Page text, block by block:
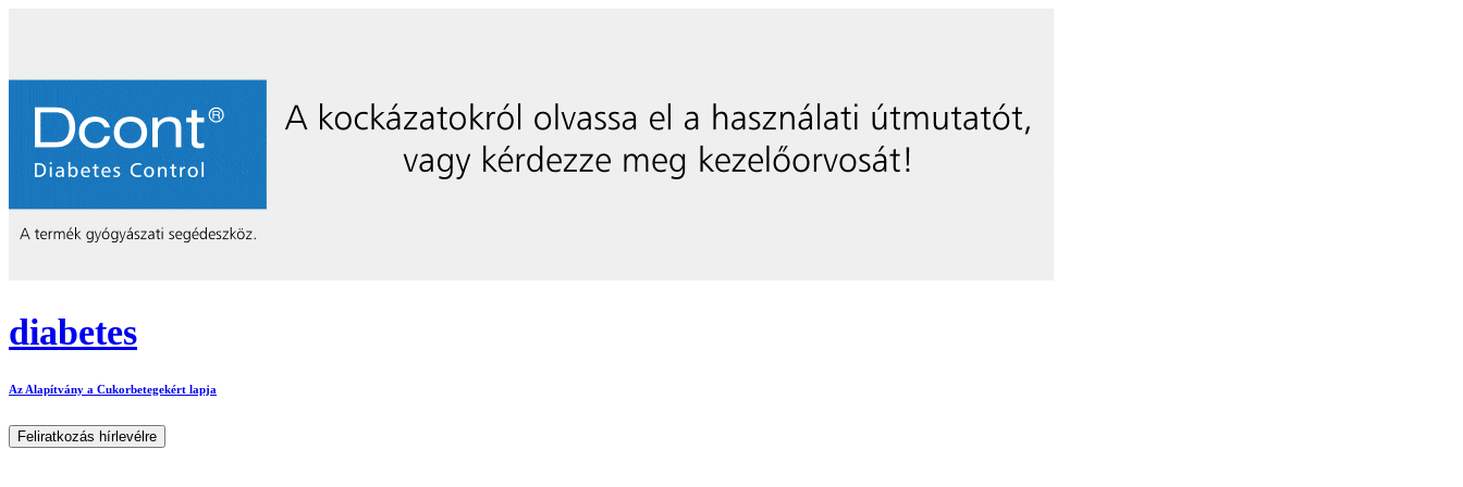
diabetes
Az Alapítvány a Cukorbetegekért lapja